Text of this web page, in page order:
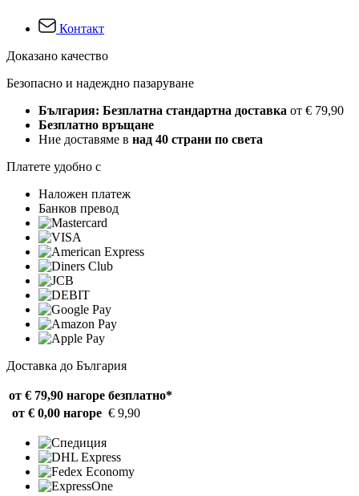
Контакт
Доказано качество
Безопасно и надеждно пазаруване
България: Безплатна стандартна доставка от € 79,90
Безплатно връщане
Ние доставяме в над 40 страни по света
Платете удобно с
Наложен платеж
Банков превод
Доставка до България
от € 79,90 нагоре безплатно*
от € 0,00 нагоре € 9,90